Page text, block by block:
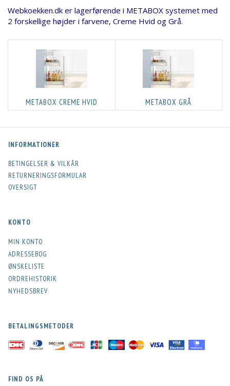
Webkoekken.dk er lagerførende i METABOX systemet med
2 forskellige højder i farvene, Creme Hvid og Grå.
METABOX CREME HVID METABOX GRÅ
INFORMATIONER
BETINGELSER & VILKÅR
RETURNERINGSFORMULAR
OVERSIGT
KONTO
MIN KONTO
ADRESSEBOG
ØNSKELISTE
ORDREHISTORIK
NYHEDSBREV
BETALINGSMETODER
FIND OS PÅ